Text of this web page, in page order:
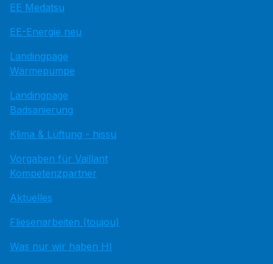
EE Medatsu
EE-Energie neu
Landingpage
Wärmepumpe
Landingpage
Badsanierung
Klima & Lüftung - hissu
Vorgaben für Vaillant
Kompetenzpartner
Aktuelles
Fliesenarbeiten (toujou)
Was nur wir haben HI